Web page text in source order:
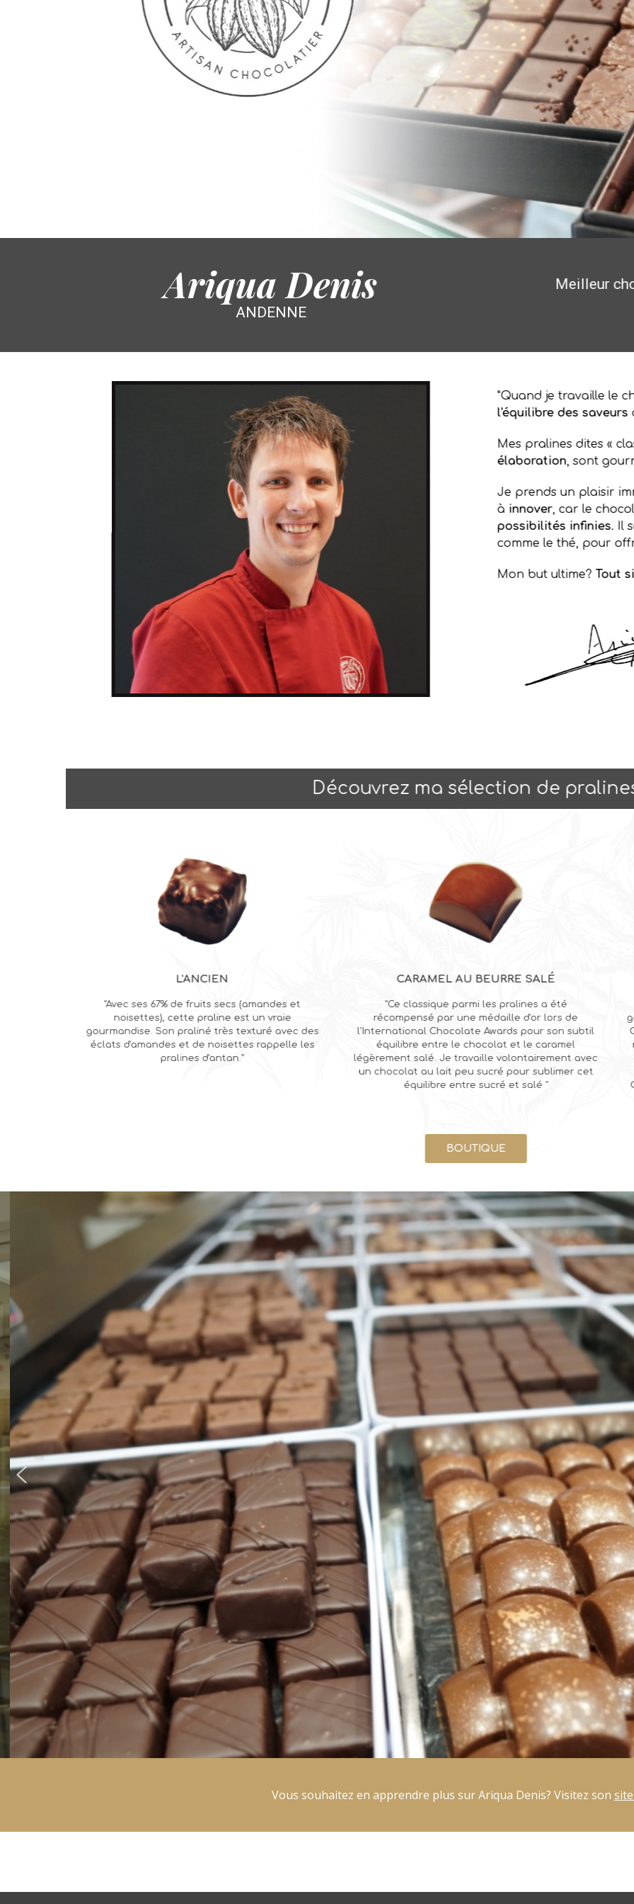
Ariqua Denis
ANDENNE
Meilleur
"Quand je travaille le
l'équilibre des saveurs
Mes pralines dites «
élaboration, sont
Je prends un plaisir
à innover, car le
possibilités infinies. Il
comme le thé, pour
Mon but ultime? Tout
Découvrez ma sélection de
L'ANCIEN
"Avec ses 67% de fruits secs (amandes et
noisettes), cette praline est un vraie
gourmandise. Son praliné très texturé avec des
éclats d'amandes et de noisettes rappelle les
pralines d'antan."
CARAMEL AU BEURRE SALÉ
"Ce classique parmi les pralines a été
récompensé par une médaille d'or lors de
l'International Chocolate Awards pour son subtil
équilibre entre le chocolat et le caramel
légèrement salé. Je travaille volontairement avec
un chocolat au lait peu sucré pour sublimer cet
équilibre entre sucré et salé "
BOUTIQUE
Vous souhaitez en apprendre plus sur Ariqua Denis? Visitez son